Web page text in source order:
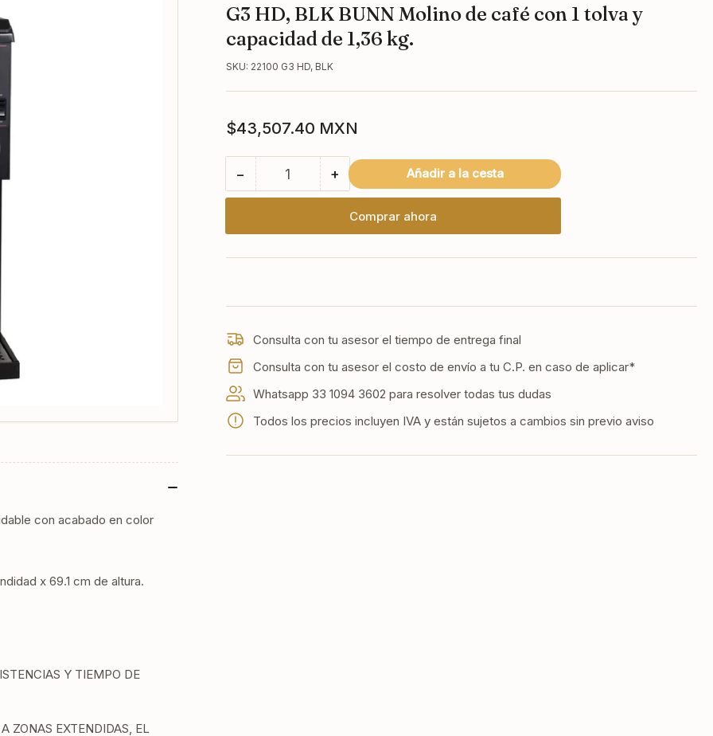
G3 HD, BLK BUNN Molino de café con 1 tolva y
capacidad de 1,36 kg.
SKU: 22100 G3 HD, BLK
Precio
regular
$43,507.40 MXN
−Reducir
cantidad
G3
café
con
1
tolva
y
capacidad
de
Cantidad +Aumentar
cantidad
para
G3
con
1
y
capacidad
Añadir a la cesta
Comprar ahora
Consulta con tu asesor el tiempo de entrega final
Consulta con tu asesor el costo de envío a tu C.P. en caso de aplicar*
Whatsapp 33 1094 3602 para resolver todas tus dudas
Todos los precios incluyen IVA y están sujetos a cambios sin previo aviso
con acabado en color
x 69.1 cm de altura.
Y TIEMPO DE
ZONAS EXTENDIDAS, EL